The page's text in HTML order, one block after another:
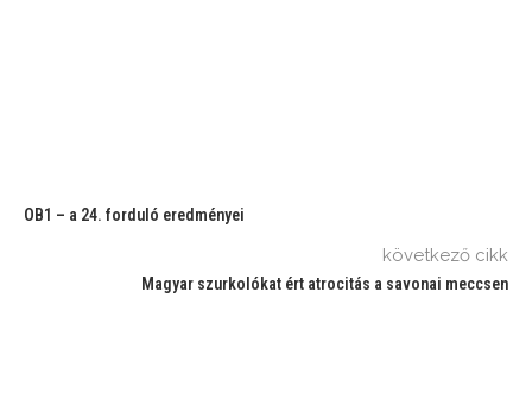
OB1 – a 24. forduló eredményei
következő cikk
Magyar szurkolókat ért atrocitás a savonai meccsen